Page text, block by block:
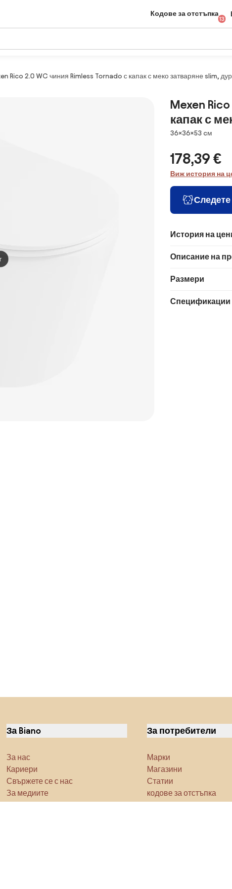
Кодове за отстъпка
13
Rico 2.0 WC чиния Rimless Tornado с капак с меко затваряне slim,
Mexen
капак с
Размери
36×36×53 cм
178,39 €
Виж история на
Следете
История на
Описание на
Размери
Спецификации
За Biano
За нас
Кариери
Свържете се с нас
За медиите
За потребители
Марки
Магазини
Статии
кодове за отстъпка